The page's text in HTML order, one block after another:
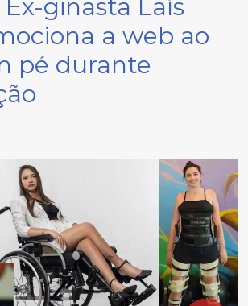
ginasta Laís
a web ao
pé durante